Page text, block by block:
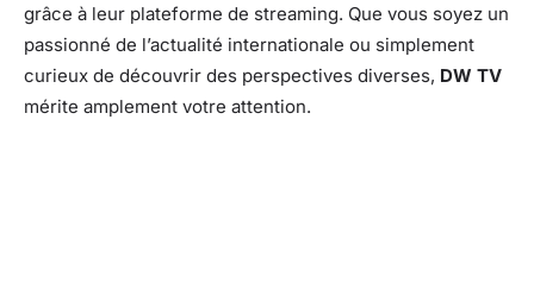
grâce à leur plateforme de streaming. Que vous soyez un
passionné de l’actualité internationale ou simplement
curieux de découvrir des perspectives diverses, DW TV
mérite amplement votre attention.